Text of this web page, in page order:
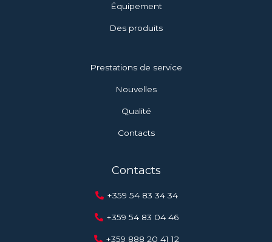
Équipement
Des produits
Prestations de service
Nouvelles
Qualité
Contacts
Contacts
+359 54 83 34 34
+359 54 83 04 46
+359 888 20 41 12